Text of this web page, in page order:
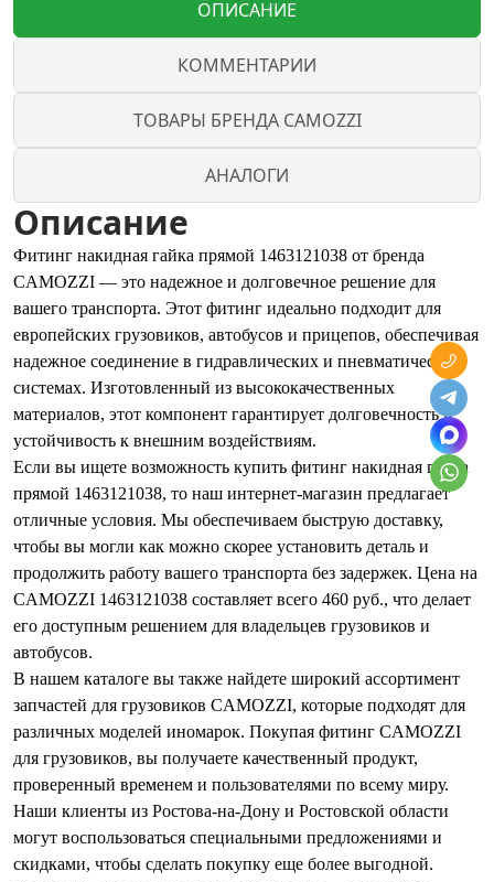
ОПИСАНИЕ
КОММЕНТАРИИ
ТОВАРЫ БРЕНДА CAMOZZI
АНАЛОГИ
Описание
Фитинг накидная гайка прямой 1463121038 от бренда
CAMOZZI — это надежное и долговечное решение для
вашего транспорта. Этот фитинг идеально подходит для
европейских грузовиков, автобусов и прицепов, обеспечивая
надежное соединение в гидравлических и пневматических
системах. Изготовленный из высококачественных
материалов, этот компонент гарантирует долговечность и
устойчивость к внешним воздействиям.
Если вы ищете возможность купить фитинг накидная гайка
прямой 1463121038, то наш интернет-магазин предлагает
отличные условия. Мы обеспечиваем быструю доставку,
чтобы вы могли как можно скорее установить деталь и
продолжить работу вашего транспорта без задержек. Цена на
CAMOZZI 1463121038 составляет всего 460 руб., что делает
его доступным решением для владельцев грузовиков и
автобусов.
В нашем каталоге вы также найдете широкий ассортимент
запчастей для грузовиков CAMOZZI, которые подходят для
различных моделей иномарок. Покупая фитинг CAMOZZI
для грузовиков, вы получаете качественный продукт,
проверенный временем и пользователями по всему миру.
Наши клиенты из Ростова-на-Дону и Ростовской области
могут воспользоваться специальными предложениями и
скидками, чтобы сделать покупку еще более выгодной.